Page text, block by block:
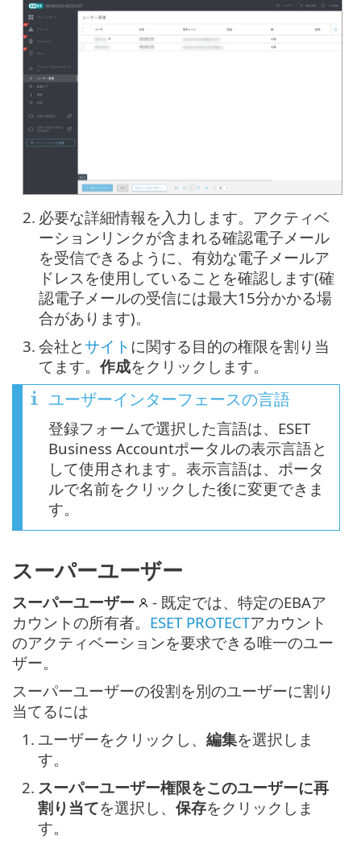
2. 必要な詳細情報を入力します。アクティベ
ーションリンクが含まれる確認電子メール
を受信できるように、有効な電子メールア
ドレスを使用していることを確認します(確
認電子メールの受信には最大15分かかる場
合があります)。
3. 会社とサイト に関する目的の権限を割り当
てます。 作成をクリックします。
ユーザーインターフェースの言語
登録フォームで選択した言語は、ESET
Business Accountポータルの表示言語と
して使用されます。表示言語は、ポータ
ルで名前をクリックした後に変更できま
す。
スーパーユーザー
スーパーユーザー
- 既定では、特定のEBAア
カウントの所有者。 ESET PROTECTアカウント
のアクティベーションを要求できる唯一のユー
ザー。
スーパーユーザーの役割を別のユーザーに割り
当てるには
1. ユーザーをクリックし、 編集を選択しま
す。
2. スーパーユーザー権限をこのユーザーに再
割り当てを選択し、 保存をクリックしま
す。